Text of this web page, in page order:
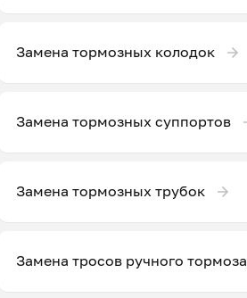
Замена тормозных колодок
Замена тормозных суппортов
Замена тормозных трубок
Замена тросов ручного тормоза